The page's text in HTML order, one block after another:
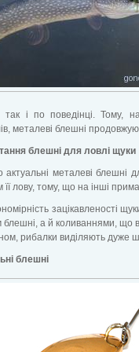
і по поведінці. Тому,
металеві блешні
блешні для ловлі щуки
актуальні металеві блешні
її лову, тому, що на інші
зацікавленості
блешні, а й коливаннями, що
рибалки виділяють дуже
блешні